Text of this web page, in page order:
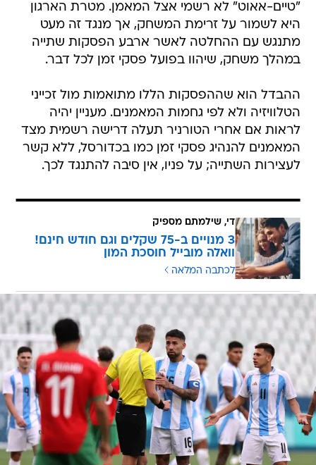
"טיים-אאוט" לא רשמי אצל המאמן. מטרת הארגון
היא לשמור על זרימת המשחק, אך מנגד זה מעט
מתנגש עם ההחלטה לאשר ארבע הפסקות שתייה
במהלך משחק, שיהוו בפועל פסקי זמן לכל דבר.
ההבדל הוא שההפסקות הללו מתואמות מול זכייני
הטלוויזיה ולא לפי גחמות המאמנים. מעניין יהיה
לראות אם אחרי הטורניר תעלה דרישה רשמית מצד
המאמנים להנהיג פסקי זמן כמו בכדורסל, ללא קשר
לעצירות השתייה; על פניו, אין סיבה להתנגד לכך.
די, שילמתם מספיק
3 מנויים ב-75 שקלים וגם חודש חינם!
וואלה מובייל חוסכת המון
לכתבה המלאה